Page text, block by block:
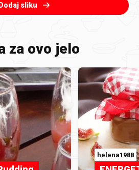
Dodaj sliku
za ovo jelo
helena1988